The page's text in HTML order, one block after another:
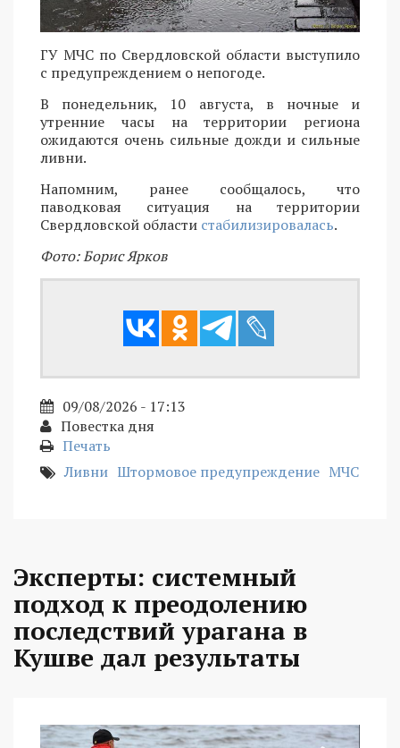
ГУ МЧС по Свердловской области выступило
с предупреждением о непогоде.
В понедельник, 10 августа, в ночные и
утренние часы на территории региона
ожидаются очень сильные дожди и сильные
ливни.
Напомним, ранее сообщалось, что
паводковая ситуация на территории
Свердловской области стабилизировалась.
Фото: Борис Ярков
09/08/2026 - 17:13
Повестка дня
Печать
Ливни Штормовое предупреждение МЧС
Эксперты: системный
подход к преодолению
последствий урагана в
Кушве дал результаты